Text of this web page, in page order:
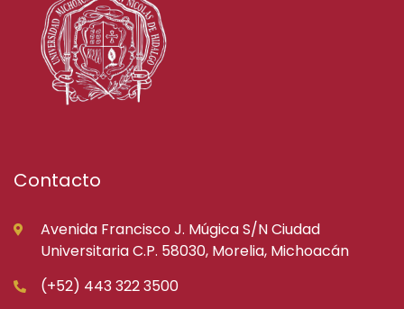
Contacto
Avenida Francisco J. Múgica S/N Ciudad
Universitaria C.P. 58030, Morelia, Michoacán
(+52) 443 322 3500